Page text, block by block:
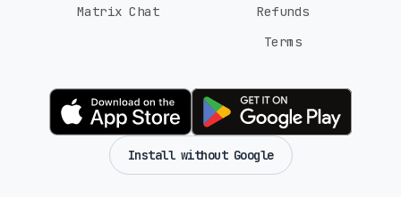
Matrix Chat
Refunds
Terms
Install without Google